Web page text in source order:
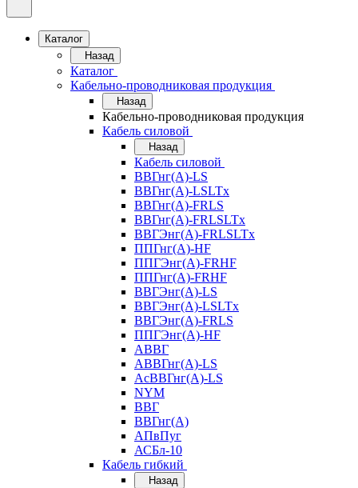
Каталог
Назад
Каталог
Кабельно-проводниковая продукция
Назад
Кабельно-проводниковая продукция
Кабель силовой
Назад
Кабель силовой
ВВГнг(А)-LS
ВВГнг(А)-LSLTx
ВВГнг(А)-FRLS
ВВГнг(А)-FRLSLTx
ВВГЭнг(А)-FRLSLTx
ППГнг(А)-HF
ППГЭнг(А)-FRHF
ППГнг(А)-FRHF
ВВГЭнг(А)-LS
ВВГЭнг(А)-LSLTx
ВВГЭнг(А)-FRLS
ППГЭнг(А)-HF
АВВГ
АВВГнг(А)-LS
АсВВГнг(А)-LS
NYM
ВВГ
ВВГнг(А)
АПвПуг
АСБл-10
Кабель гибкий
Назад